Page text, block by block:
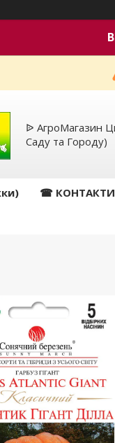
ᐉ АгроМагазин
Саду та Городу)
☎ КОНТАКТИ